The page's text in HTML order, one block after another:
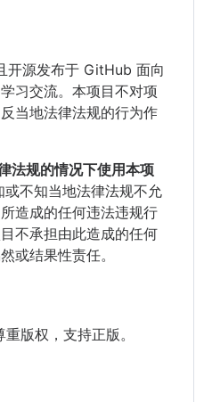
开源发布于 GitHub 面向
习交流。本项目不对项
当地法律法规的行为作
法规的情况下使用本项
不知当地法律法规不允
造成的任何违法违规行
不承担由此造成的任何
或结果性责任。
版权，支持正版。